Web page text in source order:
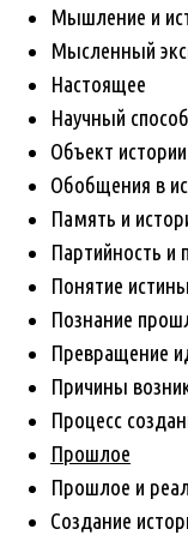
Мышление и
Мысленный
Настоящее
Научный
Объект истории
Обобщения в
Память и
Партийность и
Понятие
Познание
Превращение
Причины
Процесс
Прошлое
Прошлое и
Создание